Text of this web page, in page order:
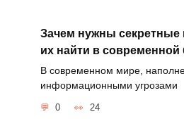
Зачем нужны секретные
их найти в современной
В современном мире,
информационными угрозами
0 24